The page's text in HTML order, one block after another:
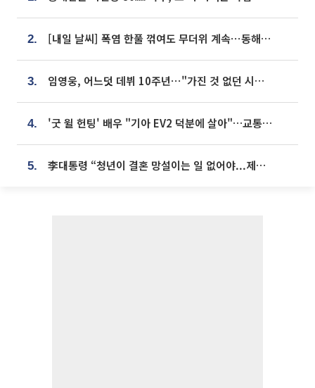
2. [내일 날씨] 폭염 한풀 꺾여도 무더위 계속⋯동해안 이틀 연속 비
3. 임영웅, 어느덧 데뷔 10주년⋯"가진 것 없던 시절, 내 앞엔 20명의 팬뿐"
4. '굿 윌 헌팅' 배우 "기아 EV2 덕분에 살아"…교통사고 후 안전성 극찬
5. 李대통령 “청년이 결혼 망설이는 일 없어야...제도상 불이익 조사”